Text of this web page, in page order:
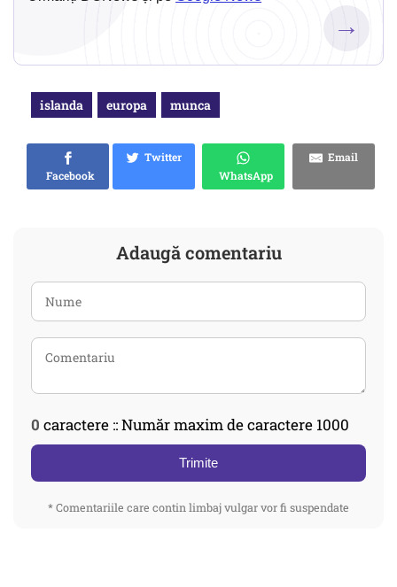
→
islanda europa munca
Facebook
Twitter
WhatsApp
Email
Adaugă comentariu
0 caractere :: Număr maxim de caractere 1000
Trimite
* Comentariile care contin limbaj vulgar vor fi suspendate